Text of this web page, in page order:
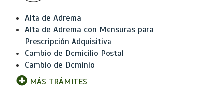
Alta de Adrema
Alta de Adrema con Mensuras para
Prescripción Adquisitiva
Cambio de Domicilio Postal
Cambio de Dominio
MÁS TRÁMITES